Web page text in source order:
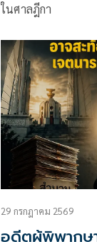
ในศาลฎีกา
29 กรกฎาคม 2569
อดีตผู้พิพากษ